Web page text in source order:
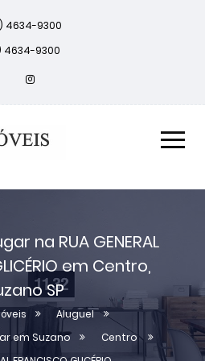
4634-9300
4634-9300
na RUA GENERAL
em Centro,
SP
Aluguel
em Suzano
Centro